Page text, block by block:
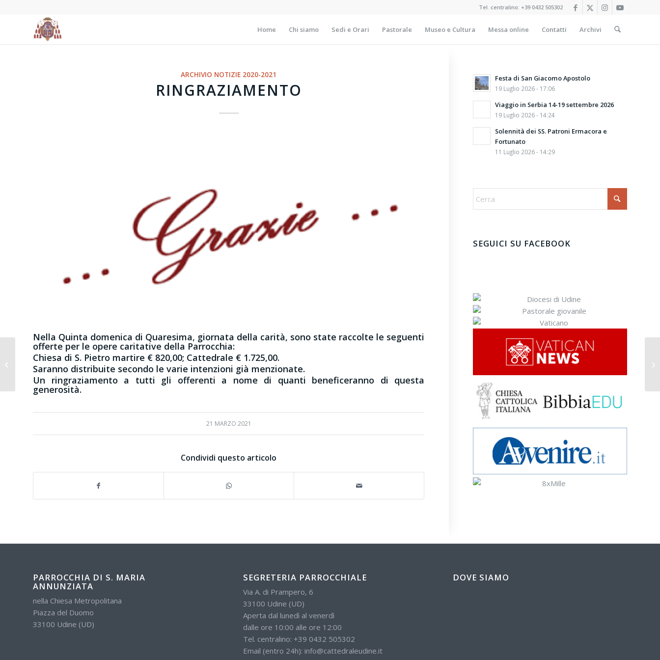
Tel. centralino: +39 0432 505302
Home Chi siamo Sedi e Orari Pastorale Museo e Cultura Messa online Contatti Archivi
ARCHIVIO NOTIZIE 2020-2021
RINGRAZIAMENTO
Nella Quinta domenica di Quaresima, giornata della carità, sono state raccolte le seguenti
offerte per le opere caritative della Parrocchia:
Chiesa di S. Pietro martire € 820,00; Cattedrale € 1.725,00.
Saranno distribuite secondo le varie intenzioni già menzionate.
Un ringraziamento a tutti gli offerenti a nome di quanti beneficeranno di questa
generosità.
21 MARZO 2021
Condividi questo articolo
Festa di San Giacomo Apostolo
19 Luglio 2026 - 17:06
Viaggio in Serbia 14-19 settembre 2026
19 Luglio 2026 - 14:24
Solennità dei SS. Patroni Ermacora e
Fortunato
11 Luglio 2026 - 14:29
SEGUICI SU FACEBOOK
PARROCCHIA DI S. MARIA
ANNUNZIATA
nella Chiesa Metropolitana
Piazza del Duomo
33100 Udine (UD)
SEGRETERIA PARROCCHIALE
Via A. di Prampero, 6
33100 Udine (UD)
Aperta dal lunedì al venerdì
dalle ore 10:00 alle ore 12:00
Tel. centralino: +39 0432 505302
Email (entro 24h): info@cattedraleudine.it
DOVE SIAMO
Quinta Domenica di
Quaresima